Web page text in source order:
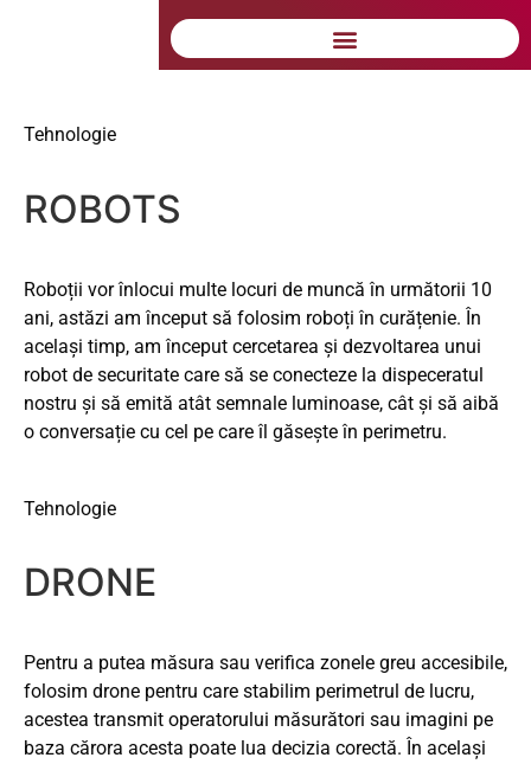
de BMF Grup
Tehnologie
ROBOTS
Roboții vor înlocui multe locuri de muncă în următorii 10
ani, astăzi am început să folosim roboți în curățenie. În
același timp, am început cercetarea și dezvoltarea unui
robot de securitate care să se conecteze la dispeceratul
nostru și să emită atât semnale luminoase, cât și să aibă
o conversație cu cel pe care îl găsește în perimetru.
Tehnologie
DRONE
Pentru a putea măsura sau verifica zonele greu accesibile,
folosim drone pentru care stabilim perimetrul de lucru,
acestea transmit operatorului măsurători sau imagini pe
baza cărora acesta poate lua decizia corectă. În același